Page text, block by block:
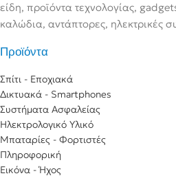
είδη, προϊόντα τεχνολογίας,
καλώδια, αντάπτορες, ηλεκτρικές
Προϊόντα
Σπίτι - Εποχιακά
Δικτυακά - Smartphones
Συστήματα Ασφαλείας
Ηλεκτρολογικό Υλικό
Μπαταρίες - Φορτιστές
Πληροφορική
Εικόνα - Ήχος